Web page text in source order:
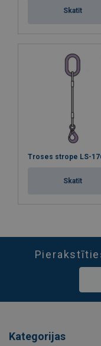
Skatīt
Troses strope LS-
Skatīt
Kategorijas